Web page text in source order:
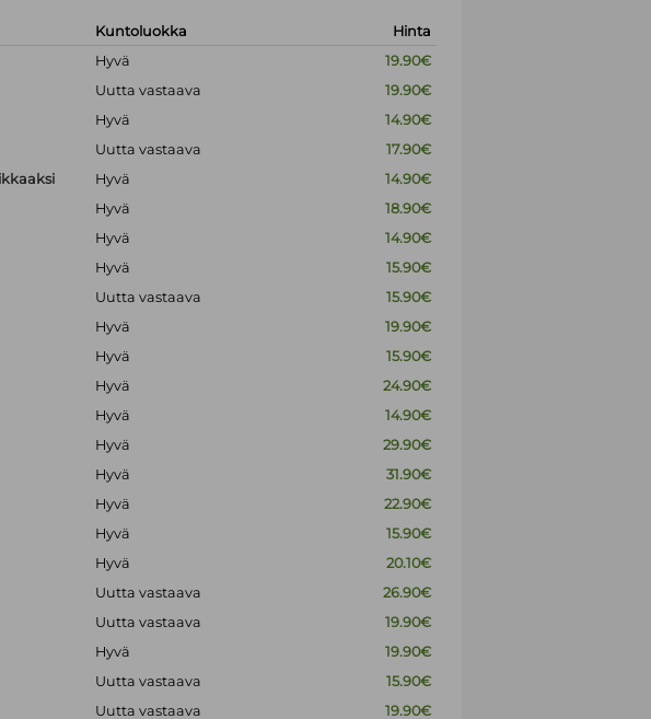
Kuntoluokka
Hinta
Hyvä
19.90€
Uutta vastaava
19.90€
Hyvä
14.90€
Uutta vastaava
17.90€
Hyvä
14.90€
Hyvä
18.90€
Hyvä
14.90€
Hyvä
15.90€
Uutta vastaava
15.90€
Hyvä
19.90€
Hyvä
15.90€
Hyvä
24.90€
Hyvä
14.90€
Hyvä
29.90€
Hyvä
31.90€
Hyvä
22.90€
Hyvä
15.90€
Hyvä
20.10€
Uutta vastaava
26.90€
Uutta vastaava
19.90€
Hyvä
19.90€
Uutta vastaava
15.90€
Uutta vastaava
19.90€